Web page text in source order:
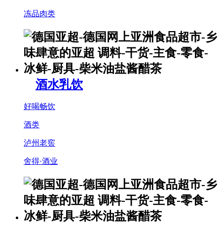
冻品肉类
酒水乳饮
好喝畅饮
酒类
泸州老窖
舍得·酒业